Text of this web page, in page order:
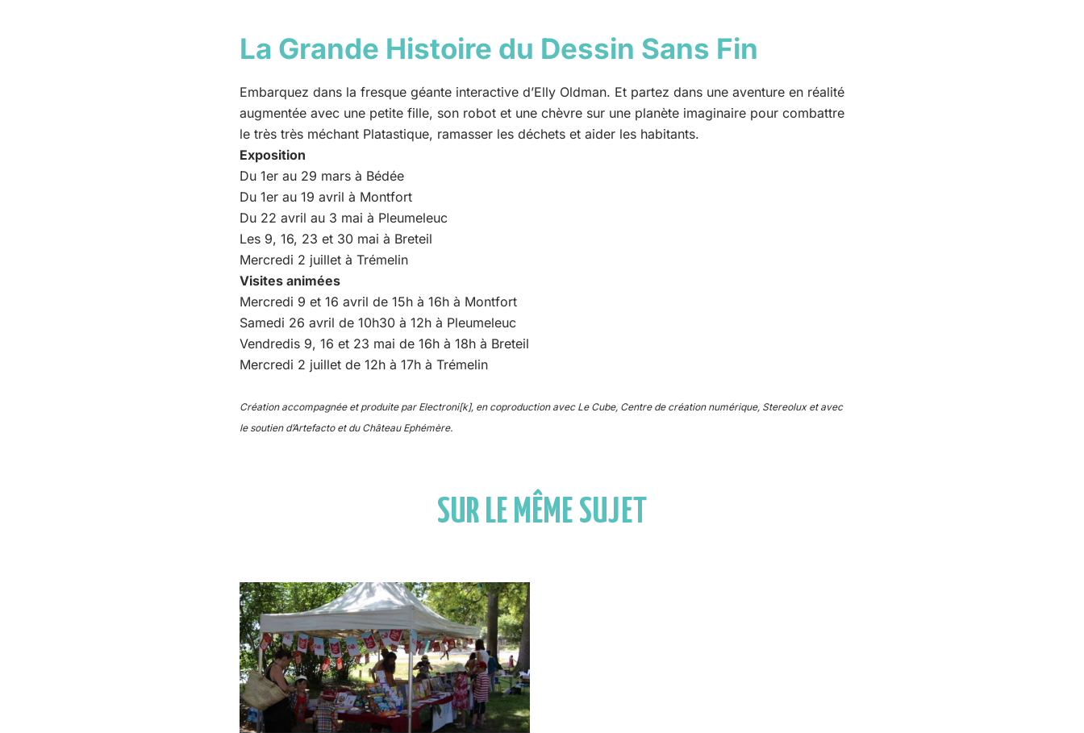
La Grande Histoire du Dessin Sans Fin
Embarquez dans la fresque géante interactive d’Elly Oldman. Et partez dans une aventure en réalité
augmentée avec une petite fille, son robot et une chèvre sur une planète imaginaire pour combattre
le très très méchant Platastique, ramasser les déchets et aider les habitants.
Exposition
Du 1er au 29 mars à Bédée
Du 1er au 19 avril à Montfort
Du 22 avril au 3 mai à Pleumeleuc
Les 9, 16, 23 et 30 mai à Breteil
Mercredi 2 juillet à Trémelin
Visites animées
Mercredi 9 et 16 avril de 15h à 16h à Montfort
Samedi 26 avril de 10h30 à 12h à Pleumeleuc
Vendredis 9, 16 et 23 mai de 16h à 18h à Breteil
Mercredi 2 juillet de 12h à 17h à Trémelin
Création accompagnée et produite par Electroni[k], en coproduction avec Le Cube, Centre de création numérique, Stereolux et avec
le soutien d’Artefacto et du Château Ephémère.
SUR LE MÊME SUJET